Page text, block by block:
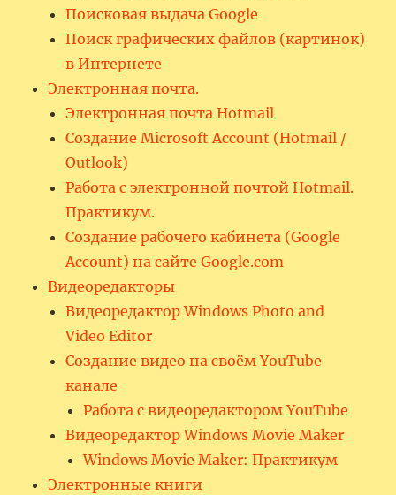
Поисковая выдача Google
Поиск графических файлов (картинок)
в Интернете
Электронная почта.
Электронная почта Hotmail
Создание Microsoft Account (Hotmail /
Outlook)
Работа с электронной почтой Hotmail.
Практикум.
Создание рабочего кабинета (Google
Account) на сайте Google.com
Видеоредакторы
Видеоредактор Windows Photo and
Video Editor
Создание видео на своём YouTube
канале
Работа с видеоредактором YouTube
Видеоредактор Windows Movie Maker
Windows Movie Maker: Практикум
Электронные книги